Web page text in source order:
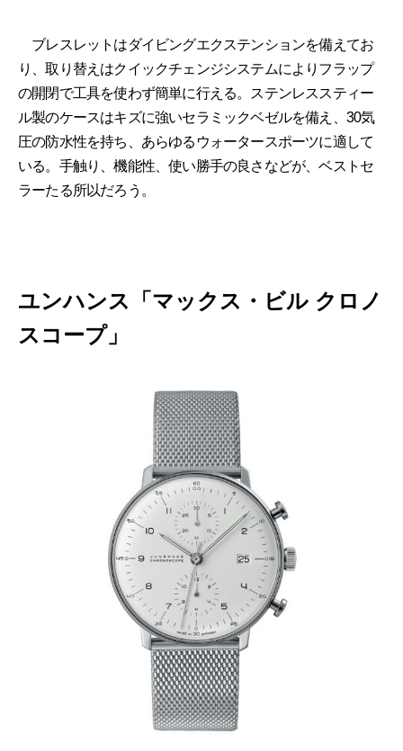
ブレスレットはダイビングエクステンションを備えてお
り、取り替えはクイックチェンジシステムによりフラップ
の開閉で工具を使わず簡単に行える。ステンレススティー
ル製のケースはキズに強いセラミックベゼルを備え、30気
圧の防水性を持ち、あらゆるウォータースポーツに適して
いる。手触り、機能性、使い勝手の良さなどが、ベストセ
ラーたる所以だろう。
ユンハンス「マックス・ビル クロノ
スコープ」